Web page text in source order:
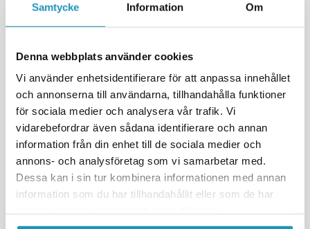
Samtycke Information Om
Denna webbplats använder cookies
Vi använder enhetsidentifierare för att anpassa innehållet
och annonserna till användarna, tillhandahålla funktioner
för sociala medier och analysera vår trafik. Vi
vidarebefordrar även sådana identifierare och annan
information från din enhet till de sociala medier och
annons- och analysföretag som vi samarbetar med.
Dessa kan i sin tur kombinera informationen med annan
information som du har tillhandahållit eller som de har
KIMPEX
529 kr
15 PÅ LAGER
+ LEGG TIL I
MER INFORMASJON
MOOSE
590 kr
2 PÅ LAGER
+ LEGG TIL I
MER INFORMASJON